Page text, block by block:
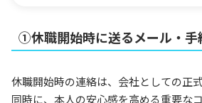
①休職開始時に送るメール・手
休職開始時の連絡は、会社としての正
同時に、本人の安心感を高める重要な